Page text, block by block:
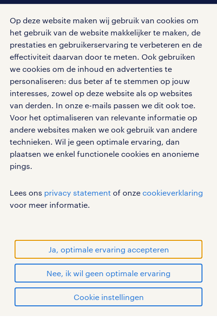
Op deze website maken wij gebruik van cookies om
het gebruik van de website makkelijker te maken, de
prestaties en gebruikerservaring te verbeteren en de
effectiviteit daarvan door te meten. Ook gebruiken
we cookies om de inhoud en advertenties te
personaliseren: dus beter af te stemmen op jouw
interesses, zowel op deze website als op websites
van derden. In onze e-mails passen we dit ook toe.
Voor het optimaliseren van relevante informatie op
andere websites maken we ook gebruik van andere
technieken. Wil je geen optimale ervaring, dan
plaatsen we enkel functionele cookies en anonieme
pings.
Lees ons privacy statement of onze cookieverklaring
voor meer informatie.
Ja, optimale ervaring accepteren
Nee, ik wil geen optimale ervaring
Cookie instellingen
Volg ons voor de leukste content omtrent
vacatures, solliciteren en inspiratie.
werken bij randstad
gebruikersvoorwaarden
privacystatement
cookies
disclaimer
sitemap
RANDSTAD, HUMAN FORWARD en SHAPING THE
WORLD OF WORK zijn geregistreerde